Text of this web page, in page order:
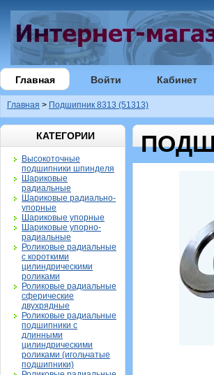
Главная Войти Кабинет
Главная > Подшипник 8313 (51313)
КАТЕГОРИИ
Высокоточные
подшипники шпинделя
Шариковые
радиальные
Шариковые радиально-
упорные
Шариковые упорные
Шариковые упорно-
радиальные
Роликовые радиальные
с короткими
цилиндрическими
роликами
Роликовые радиальные
сферические
двухрядные
Роликовые радиальные
подшипники с
длинными
цилиндрическими
роликами (игольчатые
подшипники)